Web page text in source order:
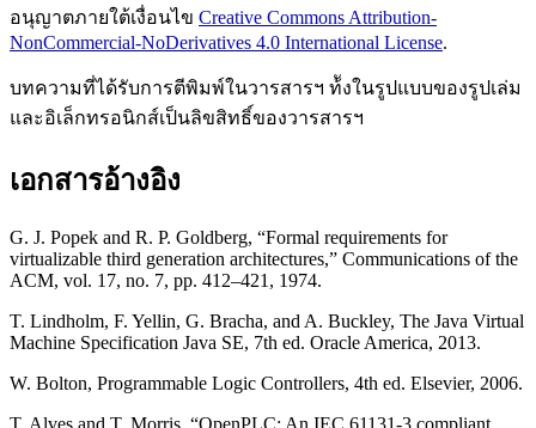
อนุญาตภายใต้เงื่อนไข Creative Commons Attribution-
NonCommercial-NoDerivatives 4.0 International License.
บทความที่ได้รับการตีพิมพ์ในวารสารฯ ท้ังในรูปแบบของรูปเล่ม
และอิเล็กทรอนิกส์เป็นลิขสิทธิ์ของวารสารฯ
เอกสารอ้างอิง
G. J. Popek and R. P. Goldberg, “Formal requirements for
virtualizable third generation architectures,” Communications of the
ACM, vol. 17, no. 7, pp. 412–421, 1974.
T. Lindholm, F. Yellin, G. Bracha, and A. Buckley, The Java Virtual
Machine Specification Java SE, 7th ed. Oracle America, 2013.
W. Bolton, Programmable Logic Controllers, 4th ed. Elsevier, 2006.
T. Alves and T. Morris, “OpenPLC: An IEC 61131-3 compliant